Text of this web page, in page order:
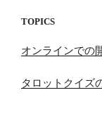
TOPICS
オンラインでの
タロットクイズ